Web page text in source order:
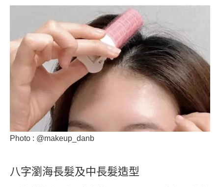
Photo : @makeup_danb
八字瀏海長髮及中長髮造型